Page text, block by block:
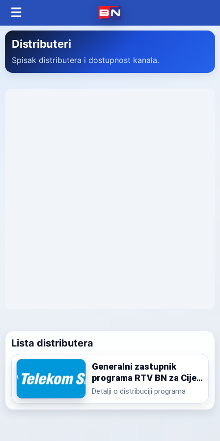
☰
Distributeri
Spisak distributera i dostupnost kanala.
Lista distributera
Generalni zastupnik
programa RTV BN za Cijeli
svijet
Detalji o distribuciji programa